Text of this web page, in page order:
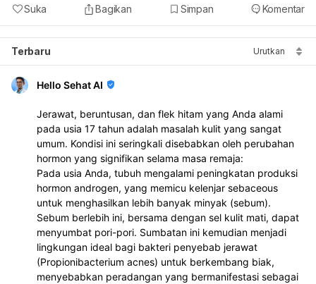
Suka Bagikan Simpan Komentar
Terbaru Urutkan
Hello Sehat AI
Jerawat, beruntusan, dan flek hitam yang Anda alami
pada usia 17 tahun adalah masalah kulit yang sangat
umum. Kondisi ini seringkali disebabkan oleh perubahan
hormon yang signifikan selama masa remaja:
Pada usia Anda, tubuh mengalami peningkatan produksi
hormon androgen, yang memicu kelenjar sebaceous
untuk menghasilkan lebih banyak minyak (sebum).
Sebum berlebih ini, bersama dengan sel kulit mati, dapat
menyumbat pori-pori. Sumbatan ini kemudian menjadi
lingkungan ideal bagi bakteri penyebab jerawat
(Propionibacterium acnes) untuk berkembang biak,
menyebabkan peradangan yang bermanifestasi sebagai